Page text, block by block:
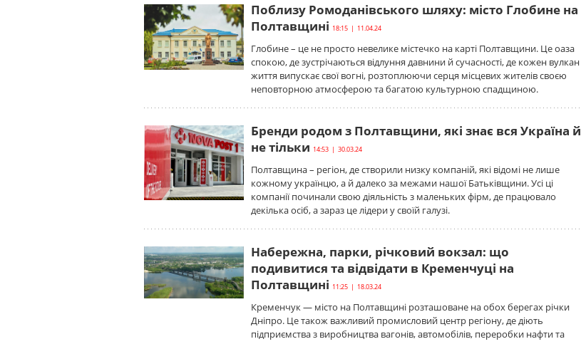
Поблизу Ромоданівського шляху: місто Глобине на
Полтавщині 18:15 | 11.04.24
Глобине – це не просто невелике містечко на карті Полтавщини. Це оаза
спокою, де зустрічаються відлуння давнини й сучасності, де кожен вулкан
життя випускає свої вогні, розтоплюючи серця місцевих жителів своєю
неповторною атмосферою та багатою культурною спадщиною.
Бренди родом з Полтавщини, які знає вся Україна й
не тільки 14:53 | 30.03.24
Полтавщина – регіон, де створили низку компаній, які відомі не лише
кожному українцю, а й далеко за межами нашої Батьківщини. Усі ці
компанії починали свою діяльність з маленьких фірм, де працювало
декілька осіб, а зараз це лідери у своїй галузі.
Набережна, парки, річковий вокзал: що
подивитися та відвідати в Кременчуці на
Полтавщині 11:25 | 18.03.24
Кременчук — місто на Полтавщині розташоване на обох берегах річки
Дніпро. Це також важливий промисловий центр регіону, де діють
підприємства з виробництва вагонів, автомобілів, переробки нафти та